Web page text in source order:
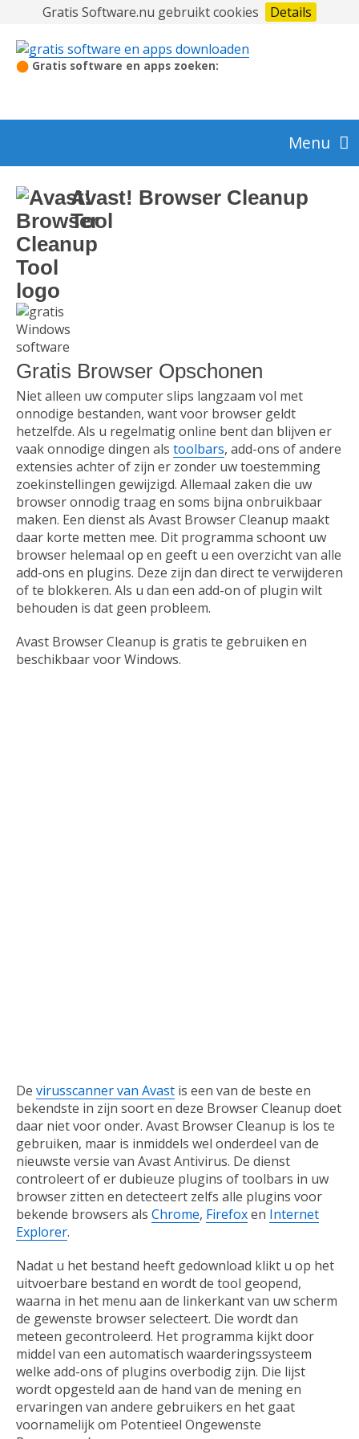
Gratis Software.nu gebruikt cookies Details
⬤ Gratis software en apps zoeken:
Menu
Audio en video
Beeldbewerking en foto
Beveiliging
Browsers
Communicatie
Download
Educatie
Email
Games
Avast! Browser Cleanup
Tool
Gratis Browser Opschonen
Niet alleen uw computer slips langzaam vol met
onnodige bestanden, want voor browser geldt
hetzelfde. Als u regelmatig online bent dan blijven er
vaak onnodige dingen als toolbars, add-ons of andere
extensies achter of zijn er zonder uw toestemming
zoekinstellingen gewijzigd. Allemaal zaken die uw
browser onnodig traag en soms bijna onbruikbaar
maken. Een dienst als Avast Browser Cleanup maakt
daar korte metten mee. Dit programma schoont uw
browser helemaal op en geeft u een overzicht van alle
add-ons en plugins. Deze zijn dan direct te verwijderen
of te blokkeren. Als u dan een add-on of plugin wilt
behouden is dat geen probleem.
Avast Browser Cleanup is gratis te gebruiken en
beschikbaar voor Windows.
De virusscanner van Avast is een van de beste en
bekendste in zijn soort en deze Browser Cleanup doet
daar niet voor onder. Avast Browser Cleanup is los te
gebruiken, maar is inmiddels wel onderdeel van de
nieuwste versie van Avast Antivirus. De dienst
controleert of er dubieuze plugins of toolbars in uw
browser zitten en detecteert zelfs alle plugins voor
bekende browsers als Chrome, Firefoxen Internet
Explorer.
Nadat u het bestand heeft gedownload klikt u op het
uitvoerbare bestand en wordt de tool geopend,
waarna in het menu aan de linkerkant van uw scherm
de gewenste browser selecteert. Die wordt dan
meteen gecontroleerd. Het programma kijkt door
middel van een automatisch waarderingssysteem
welke add-ons of plugins overbodig zijn. Die lijst
wordt opgesteld aan de hand van de mening en
ervaringen van andere gebruikers en het gaat
voornamelijk om Potentieel Ongewenste